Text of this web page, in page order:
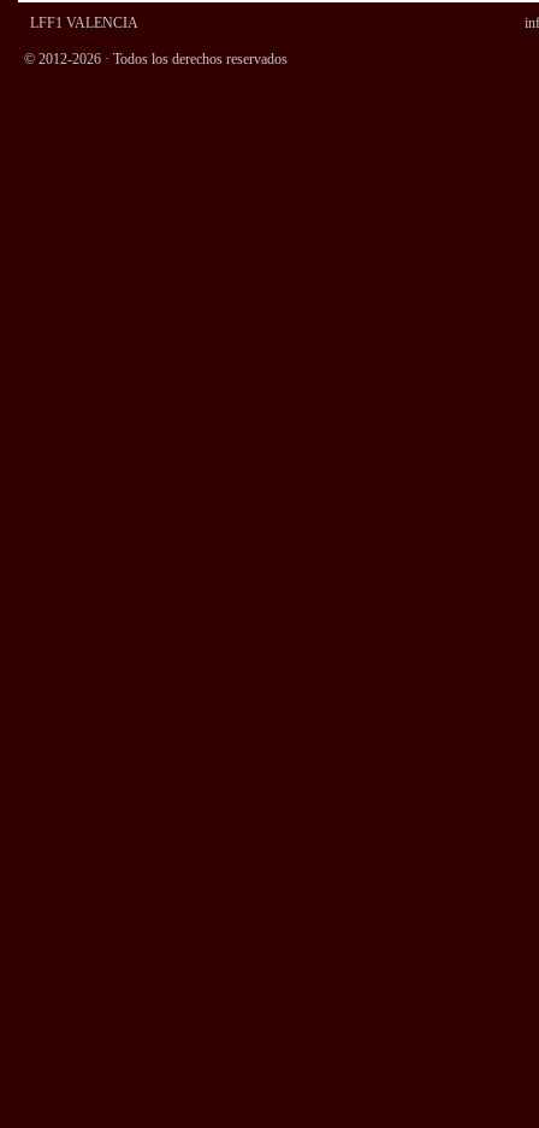
LFF1 VALENCIA
© 2012-2026 · Todos los derechos reservados